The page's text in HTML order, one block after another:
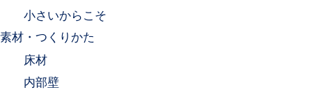
小さいからこそ
素材・つくりかた
床材
内部壁